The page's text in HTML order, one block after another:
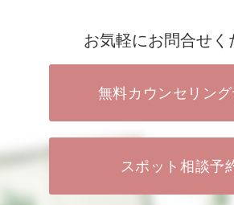
お気軽にお問合せく
無料カウンセリン
スポット相談予